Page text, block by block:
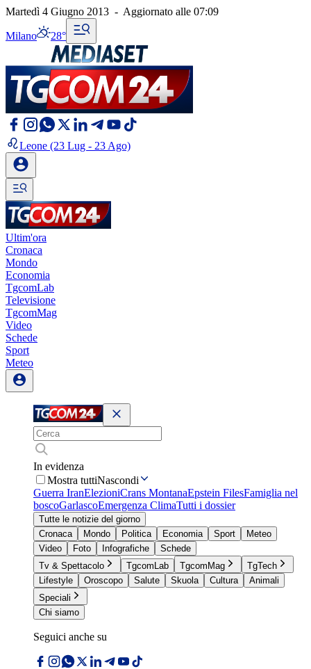
Martedì 4 Giugno 2013 - Aggiornato alle 07:09
Milano 28°
Leone (23 Lug - 23 Ago)
Ultim'ora
Cronaca
Mondo
Economia
TgcomLab
Televisione
TgcomMag
Video
Schede
Sport
Meteo
In evidenza
Mostra tuttiNascondi
Guerra IranElezioniCrans MontanaEpstein FilesFamiglia nel
boscoGarlascoEmergenza ClimaTutti i dossier
Tutte le notizie del giorno
Cronaca
Mondo Politica Economia Sport
Meteo
Video
Foto Infografiche
Schede
Tv & Spettacolo
TgcomLab TgcomMag
TgTech
Lifestyle
Oroscopo Salute Skuola Cultura
Animali
Speciali
Chi siamo
Seguici anche su